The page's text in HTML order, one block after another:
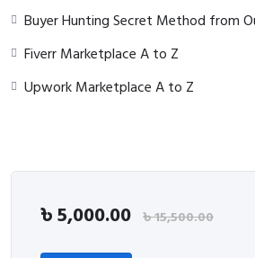
Buyer Hunting Secret Method from
Fiverr Marketplace A to Z
Upwork Marketplace A to Z
৳5,000.00 ৳15,500.00